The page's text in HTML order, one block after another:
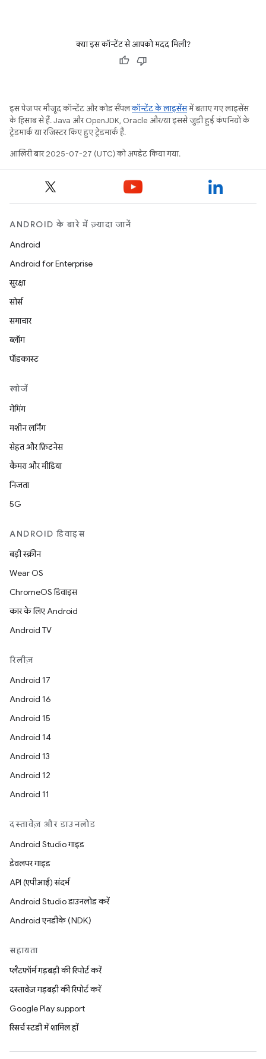
क्या इस कॉन्टेंट से आपको मदद मिली?
इस पेज पर मौजूद कॉन्टेंट और कोड सैंपलकॉन्टेंट के लाइसेंसमें बताए गए लाइसेंस
के हिसाब से हैं. Java और OpenJDK, Oracle और/या इससे जुड़ी हुई कंपनियों के
ट्रेडमार्क या रजिस्टर किए हुए ट्रेडमार्क हैं.
आखिरी बार 2025-07-27 (UTC) को अपडेट किया गया.
ANDROID के बारे में ज़्यादा जानें
Android
Android for Enterprise
सुरक्षा
सोर्स
समाचार
ब्लॉग
पॉडकास्ट
खोजें
गेमिंग
मशीन लर्निंग
सेहत और फ़िटनेस
कैमरा और मीडिया
निजता
5G
ANDROID डिवाइस
बड़ी स्क्रीन
Wear OS
ChromeOS डिवाइस
कार के लिए Android
Android TV
रिलीज़
Android 17
Android 16
Android 15
Android 14
Android 13
Android 12
Android 11
दस्तावेज़ और डाउनलोड
Android Studio गाइड
डेवलपर गाइड
API (एपीआई) संदर्भ
Android Studio डाउनलोड करें
Android एनडीके (NDK)
सहायता
प्लैटफ़ॉर्म गड़बड़ी की रिपोर्ट करें
दस्तावेज़ गड़बड़ी की रिपोर्ट करें
Google Play support
रिसर्च स्टडी में शामिल हों